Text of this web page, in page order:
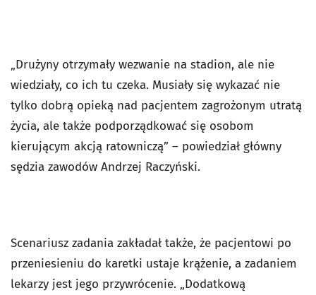
„Drużyny otrzymały wezwanie na stadion, ale nie
wiedziały, co ich tu czeka. Musiały się wykazać nie
tylko dobrą opieką nad pacjentem zagrożonym utratą
życia, ale także podporządkować się osobom
kierującym akcją ratowniczą” – powiedział główny
sędzia zawodów Andrzej Raczyński.
Scenariusz zadania zakładał także, że pacjentowi po
przeniesieniu do karetki ustaje krążenie, a zadaniem
lekarzy jest jego przywrócenie. „Dodatkową